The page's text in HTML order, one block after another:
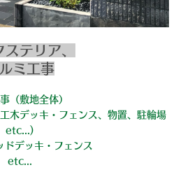
テリア、
ミ工事
（敷地全体）
木デッキ・フェンス、物置、駐輪場
etc...)
ドデッキ・フェンス
etc...